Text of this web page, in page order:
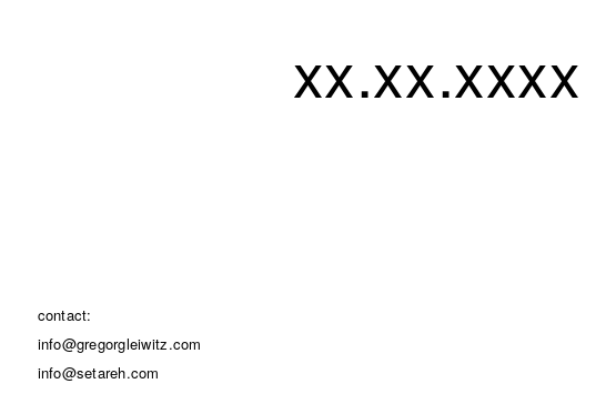
xx.xx.xxxx
contact:
info@gregorgleiwitz.com
info@setareh.com